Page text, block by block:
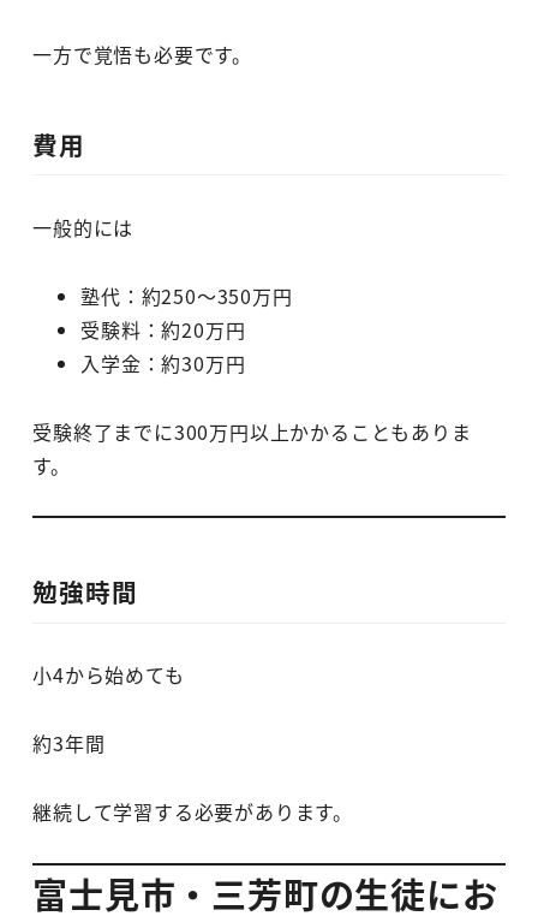
一方で覚悟も必要です。
費用
一般的には
塾代：約250～350万円
受験料：約20万円
入学金：約30万円
受験終了までに300万円以上かかることもありま
す。
勉強時間
小4から始めても
約3年間
継続して学習する必要があります。
富士見市・三芳町の生徒にお